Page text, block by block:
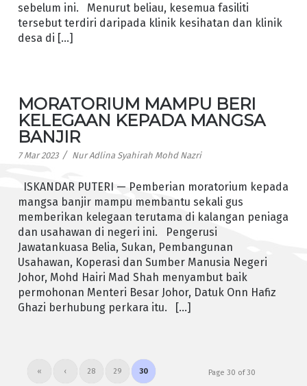
sebelum ini. Menurut beliau, kesemua fasiliti
tersebut terdiri daripada klinik kesihatan dan klinik
desa di […]
MORATORIUM MAMPU BERI
KELEGAAN KEPADA MANGSA
BANJIR
7 Mar 2023 / Nur Adlina Syahirah Mohd Nazri
ISKANDAR PUTERI — Pemberian moratorium kepada
mangsa banjir mampu membantu sekali gus
memberikan kelegaan terutama di kalangan peniaga
dan usahawan di negeri ini. Pengerusi
Jawatankuasa Belia, Sukan, Pembangunan
Usahawan, Koperasi dan Sumber Manusia Negeri
Johor, Mohd Hairi Mad Shah menyambut baik
permohonan Menteri Besar Johor, Datuk Onn Hafiz
Ghazi berhubung perkara itu. […]
Page 30 of 30
« ‹ 28 29 30